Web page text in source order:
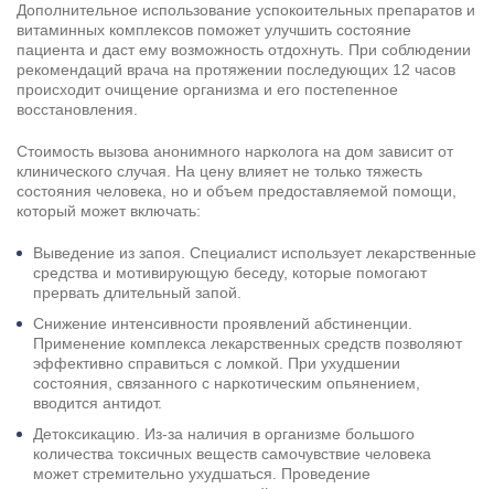
Дополнительное использование успокоительных препаратов и
витаминных комплексов поможет улучшить состояние
пациента и даст ему возможность отдохнуть. При соблюдении
рекомендаций врача на протяжении последующих 12 часов
происходит очищение организма и его постепенное
восстановления.
Стоимость вызова анонимного нарколога на дом зависит от
клинического случая. На цену влияет не только тяжесть
состояния человека, но и объем предоставляемой помощи,
который может включать:
Выведение из запоя . Специалист использует лекарственные
средства и мотивирующую беседу, которые помогают
прервать длительный запой.
Снижение интенсивности проявлений абстиненции.
Применение комплекса лекарственных средств позволяют
эффективно справиться с ломкой. При ухудшении
состояния, связанного с наркотическим опьянением,
вводится антидот.
Детоксикацию. Из-за наличия в организме большого
количества токсичных веществ самочувствие человека
может стремительно ухудшаться. Проведение